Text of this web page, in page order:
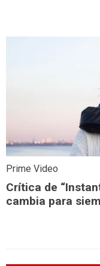
Prime Video
Crítica de
cambia para